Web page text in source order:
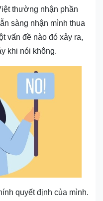
thường nhận phần
sàng nhận mình thua
vấn đề nào đó xảy ra,
khi nói không.
quyết định của mình.